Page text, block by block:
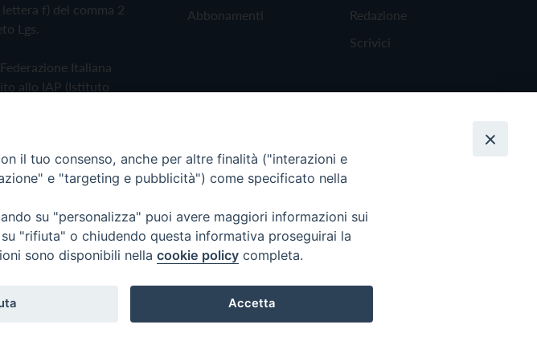
f) del comma 2
Lgs.
Italiana
allo IAP (Istituto
Abbonamenti
Redazione
Scrivici
il tuo consenso, anche per altre finalità ("interazioni e
e "targeting e pubblicità") come specificato nella
su "personalizza" puoi avere maggiori informazioni sui
"rifiuta" o chiudendo questa informativa proseguirai la
sono disponibili nella cookie policy completa.
Accetta